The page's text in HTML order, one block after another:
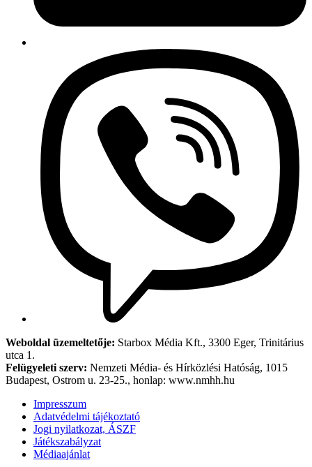
Weboldal üzemeltetője: Starbox Média Kft., 3300 Eger, Trinitárius
utca 1.
Felügyeleti szerv: Nemzeti Média- és Hírközlési Hatóság, 1015
Budapest, Ostrom u. 23-25., honlap: www.nmhh.hu
Impresszum
Adatvédelmi tájékoztató
Jogi nyilatkozat, ÁSZF
Játékszabályzat
Médiaajánlat